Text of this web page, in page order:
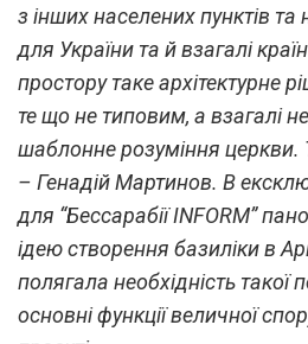
з інших населених пунктів та
для України та й взагалі
простору таке архітектурне
те що не типовим, а взагалі
шаблонне розуміння церкви.
– Генадій Мартинов. В
для “Бессарабії INFORM”
ідею створення базиліки в
полягала необхідність такої
основні функції величної